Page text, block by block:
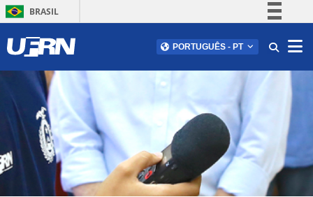
BRASIL
Comunica BR
Acesso à informação
Legislação
Canais
PORTUGUÊS - PT